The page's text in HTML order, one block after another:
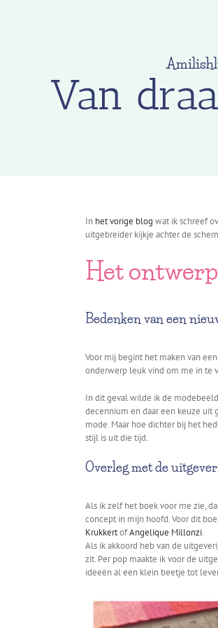
Van
In het vorige blog wat ik schreef
uitgebreider kijkje achter de
Het
Bedenken van een
Voor mij begint het maken van
onderwerp leuk vind om me in te
In dit geval wilde ik de
decennium en daar een keuze uit
mode. Maar hoe dichter bij het
stijl is uit die tijd.
Overleg met de
Als ik zelf het boek voor me zie,
concept in mijn hoofd. Voor dit
KrukkertofAngelique Millonzi.
Als ik akkoord heb van de
zit. Per pop maakte ik voor de
ideeën al een klein beetje tot